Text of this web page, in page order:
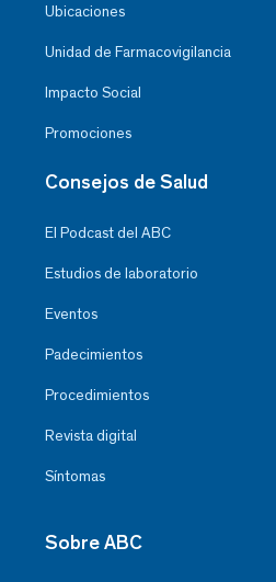
Ubicaciones
Unidad de Farmacovigilancia
Impacto Social
Promociones
Consejos de Salud
El Podcast del ABC
Estudios de laboratorio
Eventos
Padecimientos
Procedimientos
Revista digital
Síntomas
Sobre ABC